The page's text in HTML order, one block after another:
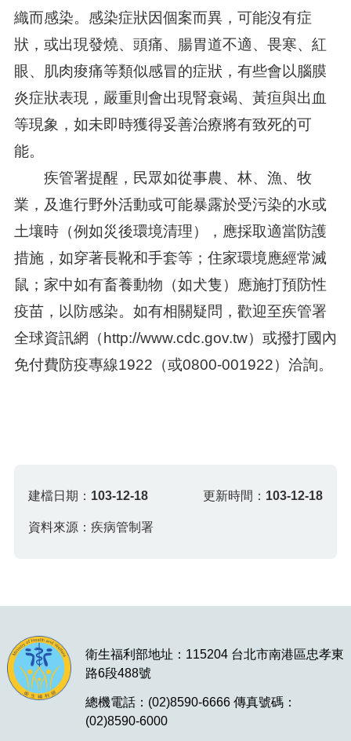
織而感染。感染症狀因個案而異，可能沒有症
狀，或出現發燒、頭痛、腸胃道不適、畏寒、紅
眼、肌肉痠痛等類似感冒的症狀，有些會以腦膜
炎症狀表現，嚴重則會出現腎衰竭、黃疸與出血
等現象，如未即時獲得妥善治療將有致死的可
能。
疾管署提醒，民眾如從事農、林、漁、牧
業，及進行野外活動或可能暴露於受污染的水或
土壤時（例如災後環境清理），應採取適當防護
措施，如穿著長靴和手套等；住家環境應經常滅
鼠；家中如有畜養動物（如犬隻）應施打預防性
疫苗，以防感染。如有相關疑問，歡迎至疾管署
全球資訊網（http://www.cdc.gov.tw）或撥打國內
免付費防疫專線1922（或0800-001922）洽詢。
建檔日期： 103-12-18 更新時間： 103-12-18
資料來源：疾病管制署
衛生福利部地址：115204 台北市南港區忠孝東
路6段488號
總機電話：(02)8590-6666 傳真號碼：
(02)8590-6000